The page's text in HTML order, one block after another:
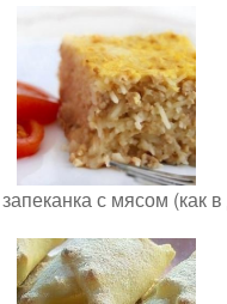
с мясом (как в